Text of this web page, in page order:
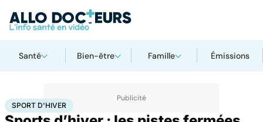
Santé Bien-être Famille Émissions
AccueilBien-êtreSport santé Sport d'hiver
SPORT D'HIVER